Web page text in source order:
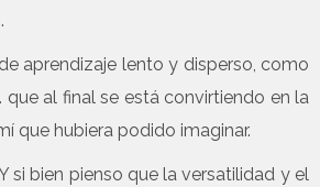
aprendizaje lento y disperso, como
al final se está convirtiendo en la
que hubiera podido imaginar.
si bien pienso que la versatilidad y el